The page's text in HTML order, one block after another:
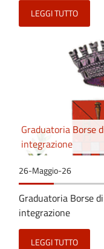
LEGGI TUTTO
Graduatoria Borse
integrazione
26-Maggio-26
Graduatoria Borse
integrazione
LEGGI TUTTO